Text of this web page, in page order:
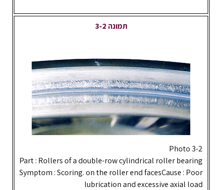
תמונה 3-2
Photo 3-2
Part : Rollers of a double-row cylindrical roller bearing
Symptom : Scoring. on the roller end facesCause : Poor
lubrication and excessive axial load